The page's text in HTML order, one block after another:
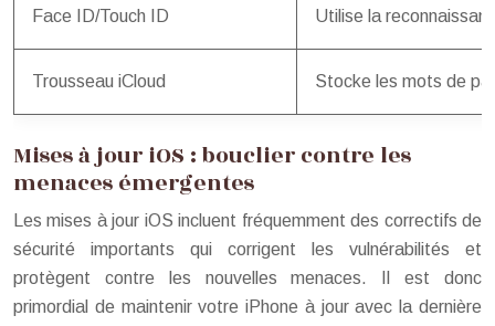
Face ID/Touch ID Utilise la
Trousseau iCloud Stocke les mots de
Mises à jour iOS : bouclier contre les
menaces émergentes
Les mises à jour iOS incluent fréquemment des correctifs de
sécurité importants qui corrigent les vulnérabilités et
protègent contre les nouvelles menaces. Il est donc
primordial de maintenir votre iPhone à jour avec la dernière